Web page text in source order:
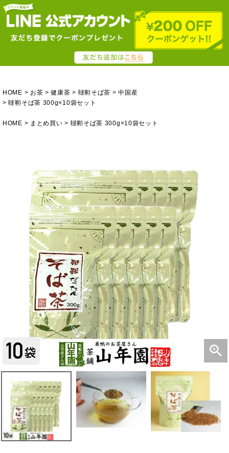
HOME お茶 健康茶 韃靼そば茶
中国産
韃靼そば茶 300g×10袋セット
HOME まとめ買い 韃靼そば茶 300g×10袋セット